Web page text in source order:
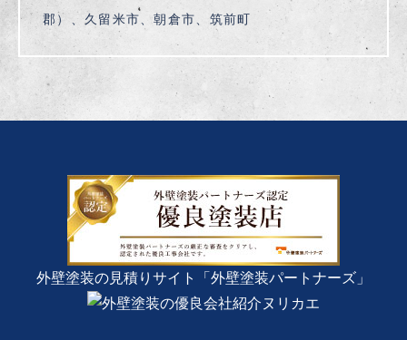
郡）、久留米市、朝倉市、筑前町
外壁塗装の見積りサイト「外壁塗装パートナーズ」